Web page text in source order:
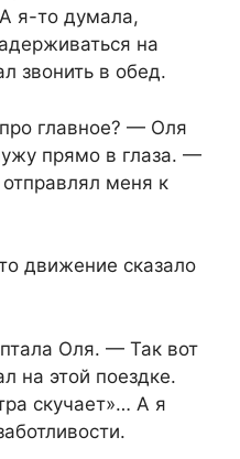
я-то думала,
на
звонить в обед.
главное? — Оля
прямо в глаза. —
меня к
движение сказало
Оля. — Так вот
на этой поездке.
скучает»… А я